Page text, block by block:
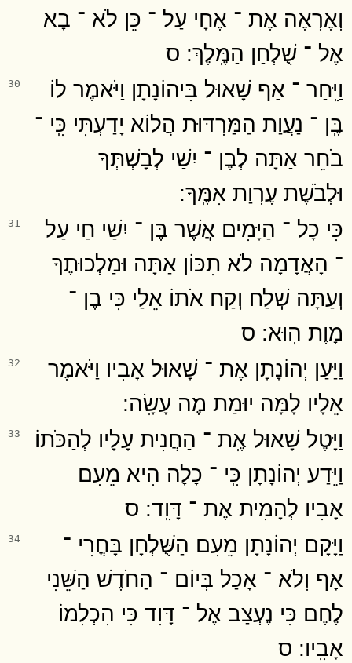
וְאֶרְאֶה אֶת ־ אֶחָי עַל ־ כֵּן לֹא ־ בָא
אֶל ־ שֻׁלְחַן הַמֶּֽלֶךְ ׃ ס
30
וַיִּֽחַר ־ אַף שָׁאוּל בִּיהוֹנָתָן וַיֹּאמֶר לוֹ
בֶּֽן ־ נַעֲוַת הַמַּרְדּוּת הֲלוֹא יָדַעְתִּי כִּֽי ־
בֹחֵר אַתָּה לְבֶן ־ יִשַׁי לְבָשְׁתְּךָ
וּלְבֹשֶׁת עֶרְוַת אִמֶּֽךָ ׃
31
כִּי כָל ־ הַיָּמִים אֲשֶׁר בֶּן ־ יִשַׁי חַי עַל
־ הָאֲדָמָה לֹא תִכּוֹן אַתָּה וּמַלְכוּתֶךָ
וְעַתָּה שְׁלַח וְקַח אֹתוֹ אֵלַי כִּי בֶן ־
מָוֶת הֽוּא ׃ ס
32
וַיַּעַן יְהוֹנָתָן אֶת ־ שָׁאוּל אָבִיו וַיֹּאמֶר
אֵלָיו לָמָּה יוּמַת מֶה עָשָֽׂה ׃
33
וַיָּטֶל שָׁאוּל אֶֽת ־ הַחֲנִית עָלָיו לְהַכֹּתוֹ
וַיֵּדַע יְהוֹנָתָן כִּֽי ־ כָלָה הִיא מֵעִם
אָבִיו לְהָמִית אֶת ־ דָּוִֽד ׃ ס
34
וַיָּקָם יְהוֹנָתָן מֵעִם הַשֻּׁלְחָן בָּחֳרִי ־
אָף וְלֹא ־ אָכַל בְּיוֹם ־ הַחֹדֶשׁ הַשֵּׁנִי
לֶחֶם כִּי נֶעְצַב אֶל ־ דָּוִד כִּי הִכְלִמוֹ
אָבִֽיו ׃ ס